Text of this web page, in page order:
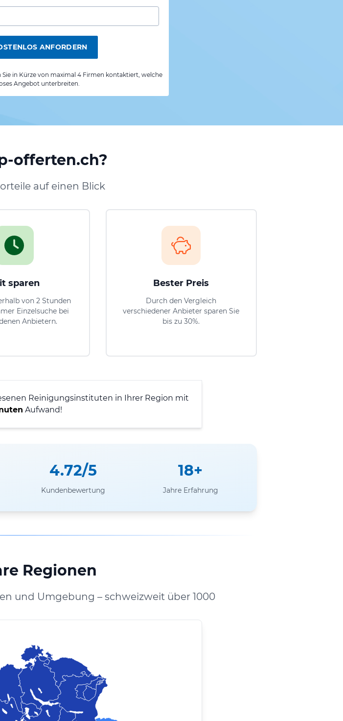
ANFORDERN
in Kürze von maximal 4 Firmen kontaktiert, welche
Angebot unterbreiten.
offerten.ch?
auf einen Blick
sparen
von 2 Stunden
Einzelsuche bei
Anbietern.
Bester Preis
Durch den Vergleich
verschiedener Anbieter sparen Sie
bis zu 30%.
Reinigungsinstituten in Ihrer Region mit
Aufwand!
4.72/5
Kundenbewertung
18+
Jahre Erfahrung
Regionen
und Umgebung – schweizweit über 1000